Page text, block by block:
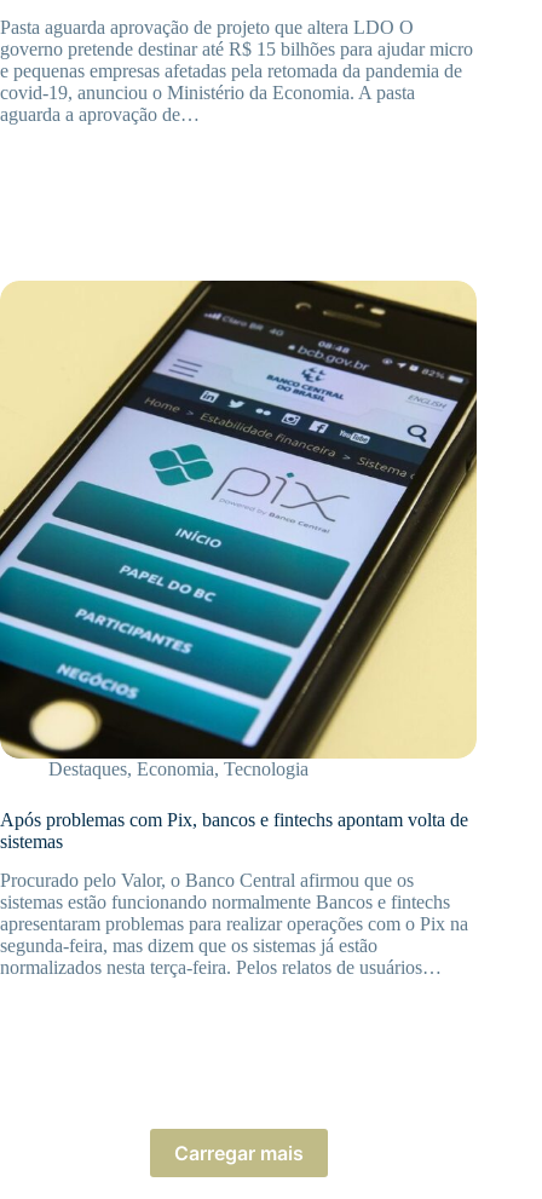
Pasta aguarda aprovação de projeto que altera LDO O
governo pretende destinar até R$ 15 bilhões para ajudar micro
e pequenas empresas afetadas pela retomada da pandemia de
covid-19, anunciou o Ministério da Economia. A pasta
aguarda a aprovação de…
Destaques, Economia, Tecnologia
Após problemas com Pix, bancos e fintechs apontam volta de
sistemas
Procurado pelo Valor, o Banco Central afirmou que os
sistemas estão funcionando normalmente Bancos e fintechs
apresentaram problemas para realizar operações com o Pix na
segunda-feira, mas dizem que os sistemas já estão
normalizados nesta terça-feira. Pelos relatos de usuários…
Carregar mais